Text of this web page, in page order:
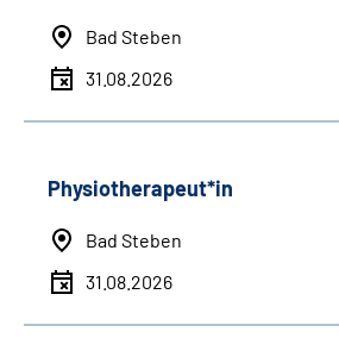
Bad Steben
31.08.2026
Physiotherapeut*in
Bad Steben
31.08.2026